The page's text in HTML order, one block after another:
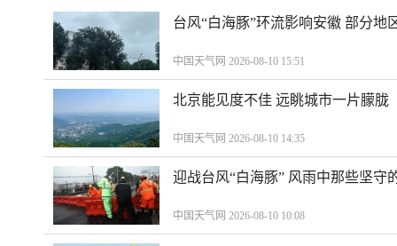
台风“白海豚”环流影响安徽 部分地
中国天气网 2026-08-10 15:51
北京能见度不佳 远眺城市一片朦胧
中国天气网 2026-08-10 14:35
迎战台风“白海豚” 风雨中那些坚守
中国天气网 2026-08-10 10:08